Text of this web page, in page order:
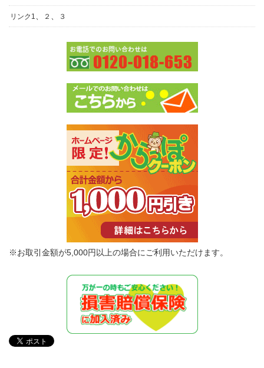
リンク1 ２ ３
※お取引金額が5,000円以上の場合にご利用いただけます。